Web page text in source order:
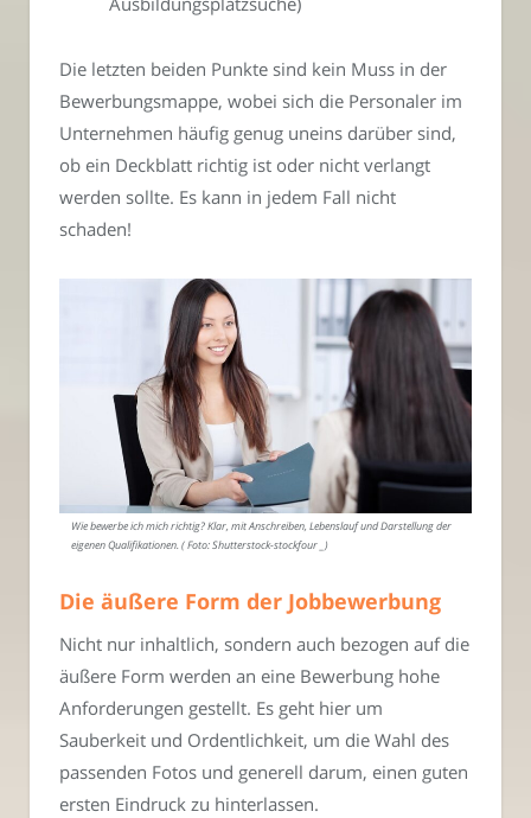
Die letzten beiden Punkte sind kein Muss in der
Bewerbungsmappe, wobei sich die Personaler im
Unternehmen häufig genug uneins darüber sind,
ob ein Deckblatt richtig ist oder nicht verlangt
werden sollte. Es kann in jedem Fall nicht
schaden!
Wie bewerbe ich mich richtig? Klar, mit Anschreiben, Lebenslauf und Darstellung der
eigenen Qualifikationen. ( Foto: Shutterstock-stockfour _)
Die äußere Form der Jobbewerbung
Nicht nur inhaltlich, sondern auch bezogen auf die
äußere Form werden an eine Bewerbung hohe
Anforderungen gestellt. Es geht hier um
Sauberkeit und Ordentlichkeit, um die Wahl des
passenden Fotos und generell darum, einen guten
ersten Eindruck zu hinterlassen.